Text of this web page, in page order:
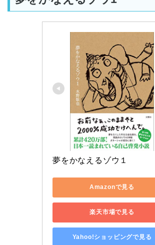
夢をかなえるゾウ１
Amazonで見る
楽天市場で見る
Yahoo!ショッピングで見る